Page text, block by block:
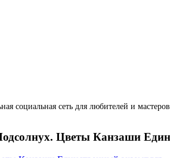
социальная сеть для любителей и
Цветы Канзаши